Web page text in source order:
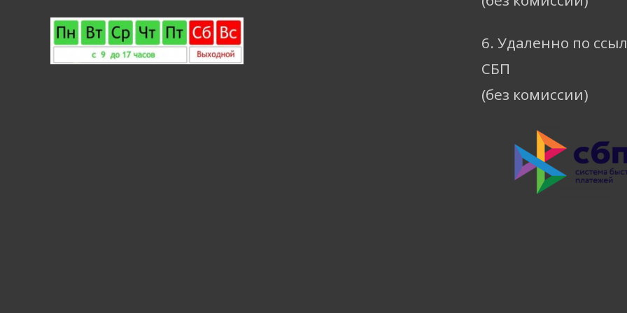
6. Удаленно по
СБП
(без комиссии)